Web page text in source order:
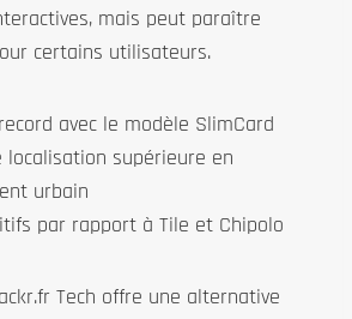
mais peut paraître
certains utilisateurs.
avec le modèle SlimCard
localisation supérieure en
urbain
par rapport à Tile et Chipolo
Tech offre une alternative